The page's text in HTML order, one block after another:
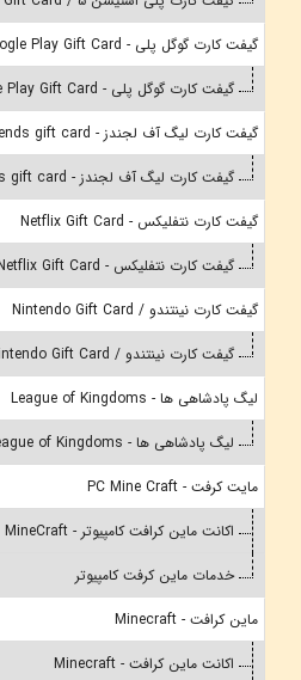
گیفت کارت گوگل پلی - Google Play Gift Card
گیفت کارت گوگل پلی - Google Play Gift Card
گیفت کارت لیگ آف لجندز - League of legends gift card
گیفت کارت لیگ آف لجندز - League of legends gift card
گیفت کارت نتفلیکس - Netflix Gift Card
گیفت کارت نتفلیکس - Netflix Gift Card
گیفت کارت نینتندو / Nintendo Gift Card
گیفت کارت نینتندو / Nintendo Gift Card
لیگ پادشاهی ها - League of Kingdoms
لیگ پادشاهی ها - League of Kingdoms
مایت کرفت - PC Mine Craft
اکانت ماین کرافت کامپیوتر - MineCraft
خدمات ماین کرفت کامپیوتر
ماین کرافت - Minecraft
اکانت ماین کرافت - Minecraft